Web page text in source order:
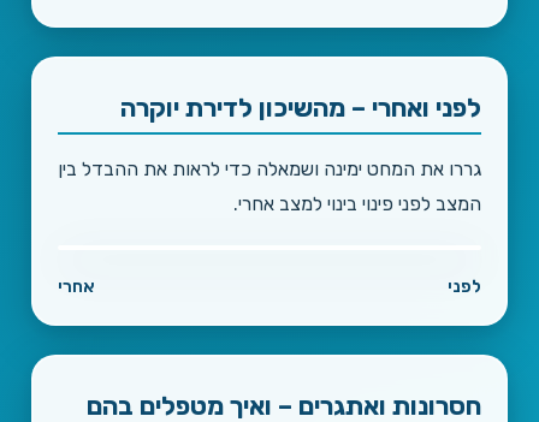
לפני ואחרי – מהשיכון לדירת יוקרה
גררו את המחט ימינה ושמאלה כדי לראות את ההבדל בין
המצב לפני פינוי בינוי למצב אחרי.
לפני אחרי
חסרונות ואתגרים – ואיך מטפלים בהם